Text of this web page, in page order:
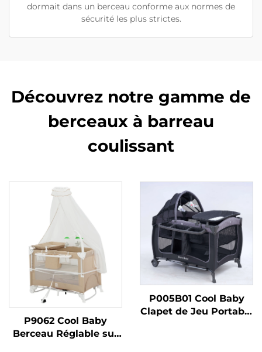
dormait dans un berceau conforme aux normes de
sécurité les plus strictes.
Découvrez notre gamme de
berceaux à barreau
coulissant
P9062 Cool Baby
Berceau Réglable sur
P005B01 Cool Baby
Clapet de Jeu Portable